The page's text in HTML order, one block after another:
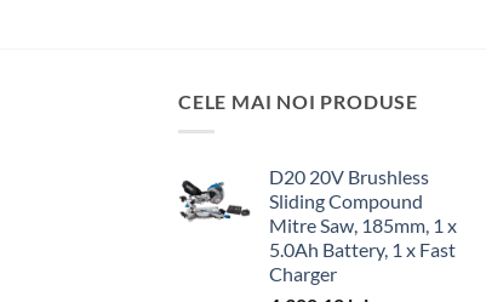
CELE MAI NOI PRODUSE
D20 20V Brushless
Sliding Compound
Mitre Saw, 185mm, 1 x
5.0Ah Battery, 1 x Fast
Charger